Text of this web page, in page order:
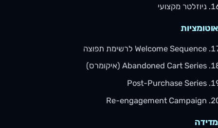
ניוזלטר מקצועי
אוטומציות
Welcome Sequence לרשימת תפוצה
Abandoned Cart Series (איקומרס)
Post-Purchase Series
Re-engagement Campaign
מדידה